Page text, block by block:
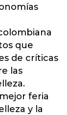
que
de críticas
las
feria
y la